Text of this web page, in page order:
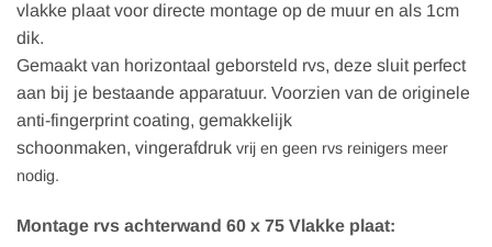
vlakke plaat voor directe montage op de muur en als 1cm
dik.
Gemaakt van horizontaal geborsteld rvs, deze sluit perfect
aan bij je bestaande apparatuur. Voorzien van de originele
anti-fingerprint coating, gemakkelijk
schoonmaken, vingerafdruk vrij en geen rvs reinigers meer
nodig.
Montage rvs achterwand 60 x 75 Vlakke plaat: